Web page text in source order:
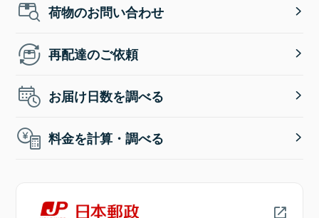
荷物のお問い合わせ
再配達のご依頼
お届け日数を調べる
料金を計算・調べる